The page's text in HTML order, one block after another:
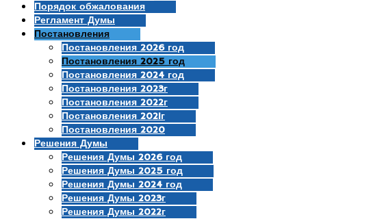
Порядок обжалования
Регламент Думы
Постановления
Постановления 2026 год
Постановления 2025 год
Постановления 2024 год
Постановления 2023г
Постановления 2022г
Постановления 2021г
Постановления 2020
Решения Думы
Решения Думы 2026 год
Решения Думы 2025 год
Решения Думы 2024 год
Решения Думы 2023г
Решения Думы 2022г